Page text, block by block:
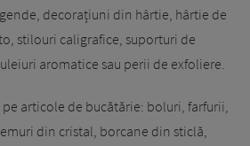
decorațiuni din hârtie, hârtie de
stilouri caligrafice, suporturi de
aromatice sau perii de exfoliere.
pe articole de bucătărie: boluri, farfurii,
din cristal, borcane din sticlă,